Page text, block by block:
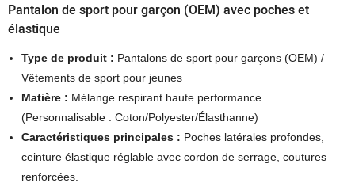
Pantalon de sport pour garçon (OEM) avec poches et
élastique
Type de produit : Pantalons de sport pour garçons (OEM) /
Vêtements de sport pour jeunes
Matière : Mélange respirant haute performance
(Personnalisable : Coton/Polyester/Élasthanne)
Caractéristiques principales : Poches latérales profondes,
ceinture élastique réglable avec cordon de serrage, coutures
renforcées.